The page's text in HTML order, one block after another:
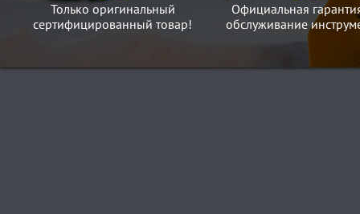
Только оригинальный
сертифицированный товар!
Официальная
обслуживание